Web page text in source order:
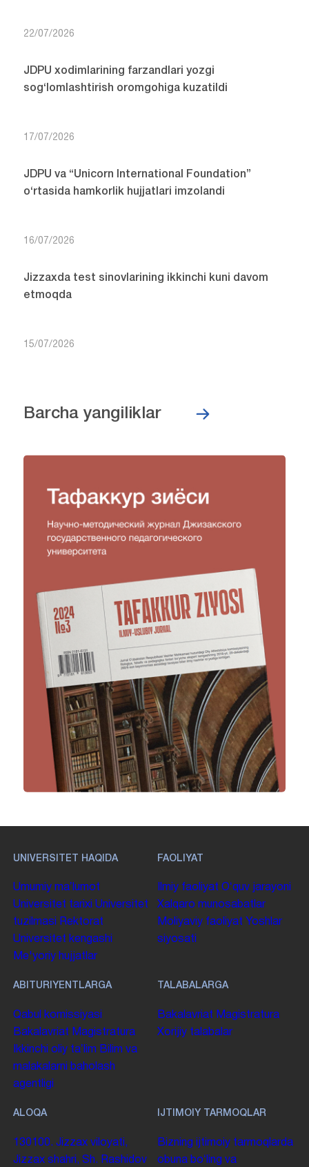
22/07/2026
JDPU xodimlarining farzandlari yozgi
sog‘lomlashtirish oromgohiga kuzatildi
17/07/2026
JDPU va “Unicorn International Foundation”
o‘rtasida hamkorlik hujjatlari imzolandi
16/07/2026
Jizzaxda test sinovlarining ikkinchi kuni davom
etmoqda
15/07/2026
Barcha yangiliklar
UNIVERSITET HAQIDA
Umumiy maʼlumot
Universitet tarixi Universitet
tuzilmasi
Rektorat
Universitet kengashi
Me'yoriy hujjatlar
FAOLIYAT
Ilmiy faoliyat Oʻquv jarayoni
Xalqaro munosabatlar
Moliyaviy faoliyat Yoshlar
siyosati
ABITURIYENTLARGA
Qabul komissiyasi
Bakalavriat Magistratura
Ikkinchi oliy taʼlim Bilim va
malakalarni baholash
agentligi
TALABALARGA
Bakalavriat Magistratura
Xorijiy talabalar
ALOQA
130100. Jizzax viloyati,
Jizzax shahri, Sh. Rashidov
IJTIMOIY TARMOQLAR
Bizning ijtimoiy tarmoqlarda
obuna boʻling va